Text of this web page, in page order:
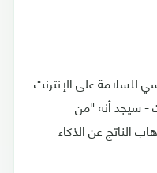
للسلامة على الإنترنت
- سيجد أنه "من
الناتج عن الذكاء